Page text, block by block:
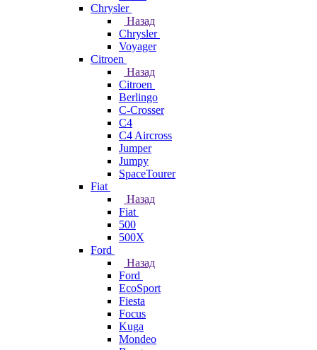
Chrysler
Назад
Chrysler
Voyager
Citroen
Назад
Citroen
Berlingo
C-Crosser
C4
C4 Aircross
Jumper
Jumpy
SpaceTourer
Fiat
Назад
Fiat
500
500X
Ford
Назад
Ford
EcoSport
Fiesta
Focus
Kuga
Mondeo